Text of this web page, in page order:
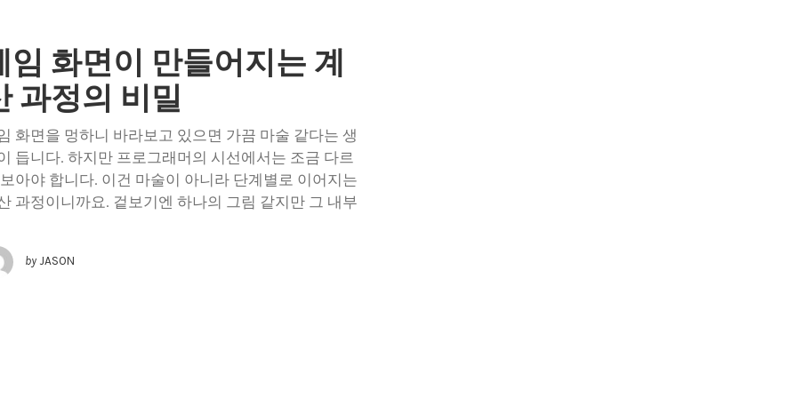
임 화면이 만들어지는 계
과정의 비밀
화면을 멍하니 바라보고 있으면 가끔 마술 같다는 생
듭니다. 하지만 프로그래머의 시선에서는 조금 다르
아야 합니다. 이건 마술이 아니라 단계별로 이어지는
과정이니까요. 겉보기엔 하나의 그림 같지만 그 내부
by JASON